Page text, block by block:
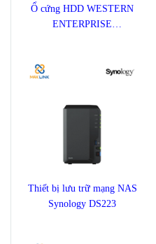
Ổ cứng HDD WESTERN
ENTERPRISE
Thiết bị lưu trữ mạng NAS
Synology DS223